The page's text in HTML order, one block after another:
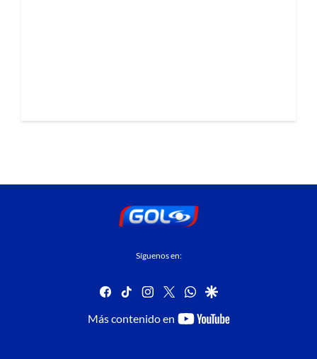
Síguenos en:
facebook
tiktok instagram
twitterwhatsapp
google
Más contenido en
youtube-